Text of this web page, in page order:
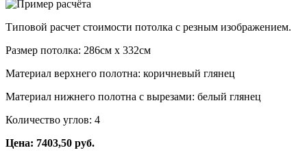
Типовой расчет стоимости потолка с резным изображением.
Размер потолка: 286см x 332см
Материал верхнего полотна: коричневый глянец
Материал нижнего полотна с вырезами: белый глянец
Количество углов: 4
Цена: 7403,50 руб.